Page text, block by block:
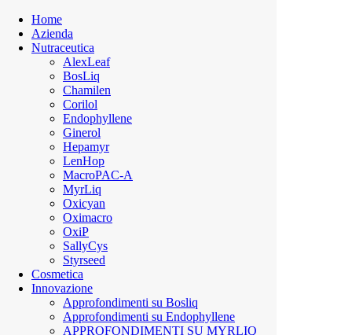
Home
Azienda
Nutraceutica
AlexLeaf
BosLiq
Chamilen
Corilol
Endophyllene
Ginerol
Hepamyr
LenHop
MacroPAC-A
MyrLiq
Oxicyan
Oximacro
OxiP
SallyCys
Styrseed
Cosmetica
Innovazione
Approfondimenti su Bosliq
Approfondimenti su Endophyllene
APPROFONDIMENTI SU MYRLIQ